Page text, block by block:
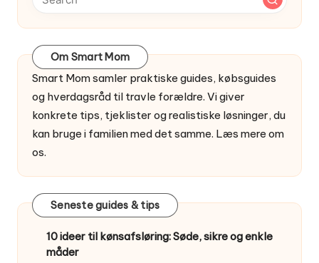
Om Smart Mom
Smart Mom samler praktiske guides, købsguides
og hverdagsråd til travle forældre. Vi giver
konkrete tips, tjeklister og realistiske løsninger, du
kan bruge i familien med det samme. Læs mere om
os.
Seneste guides & tips
10 ideer til kønsafsløring: Søde, sikre og enkle
måder